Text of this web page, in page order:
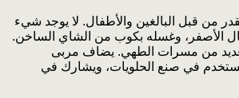
من قبل البالغين والأطفال. لا يوجد شيء
الأصفر، وغسله بكوب من الشاي الساخن.
من مسرات الطهي. يضاف مربى
في صنع الحلويات، ويشارك في